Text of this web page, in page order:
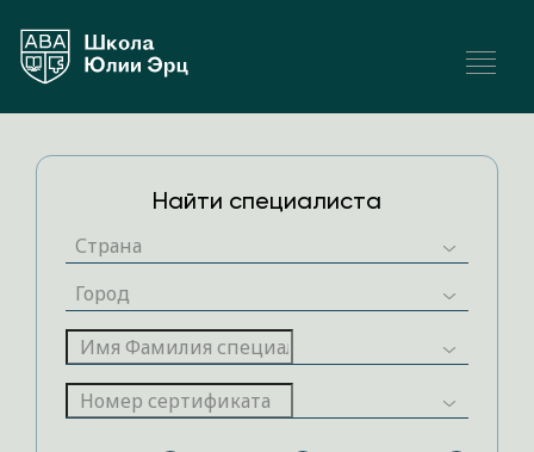
Найти специалиста